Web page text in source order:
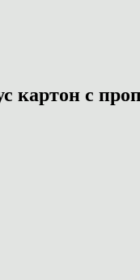
картон с